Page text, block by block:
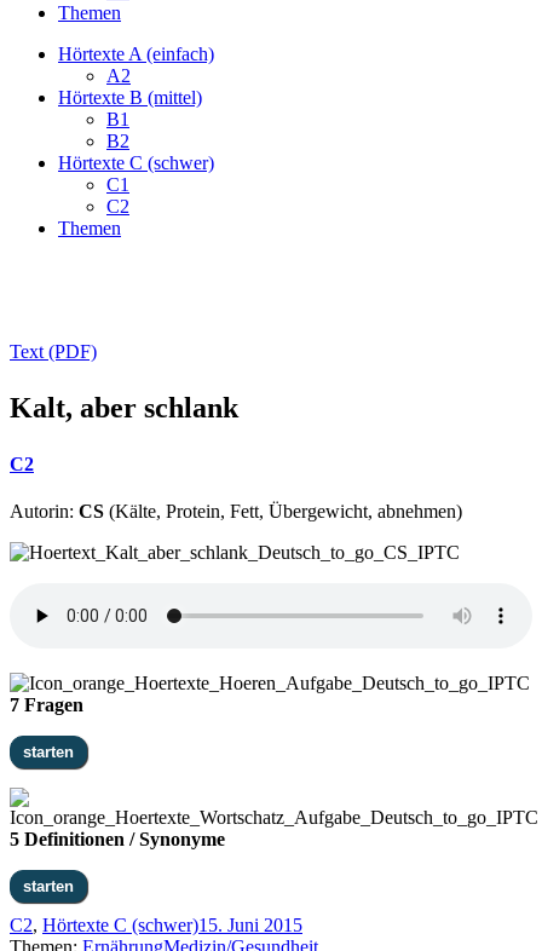
Themen
Hörtexte A (einfach)
A2
Hörtexte B (mittel)
B1
B2
Hörtexte C (schwer)
C1
C2
Themen
Text (PDF)
Kalt, aber schlank
C2
Autorin: CS (Kälte, Protein, Fett, Übergewicht, abnehmen)
7 Fragen
5 Definitionen / Synonyme
C2, Hörtexte C (schwer)15. Juni 2015